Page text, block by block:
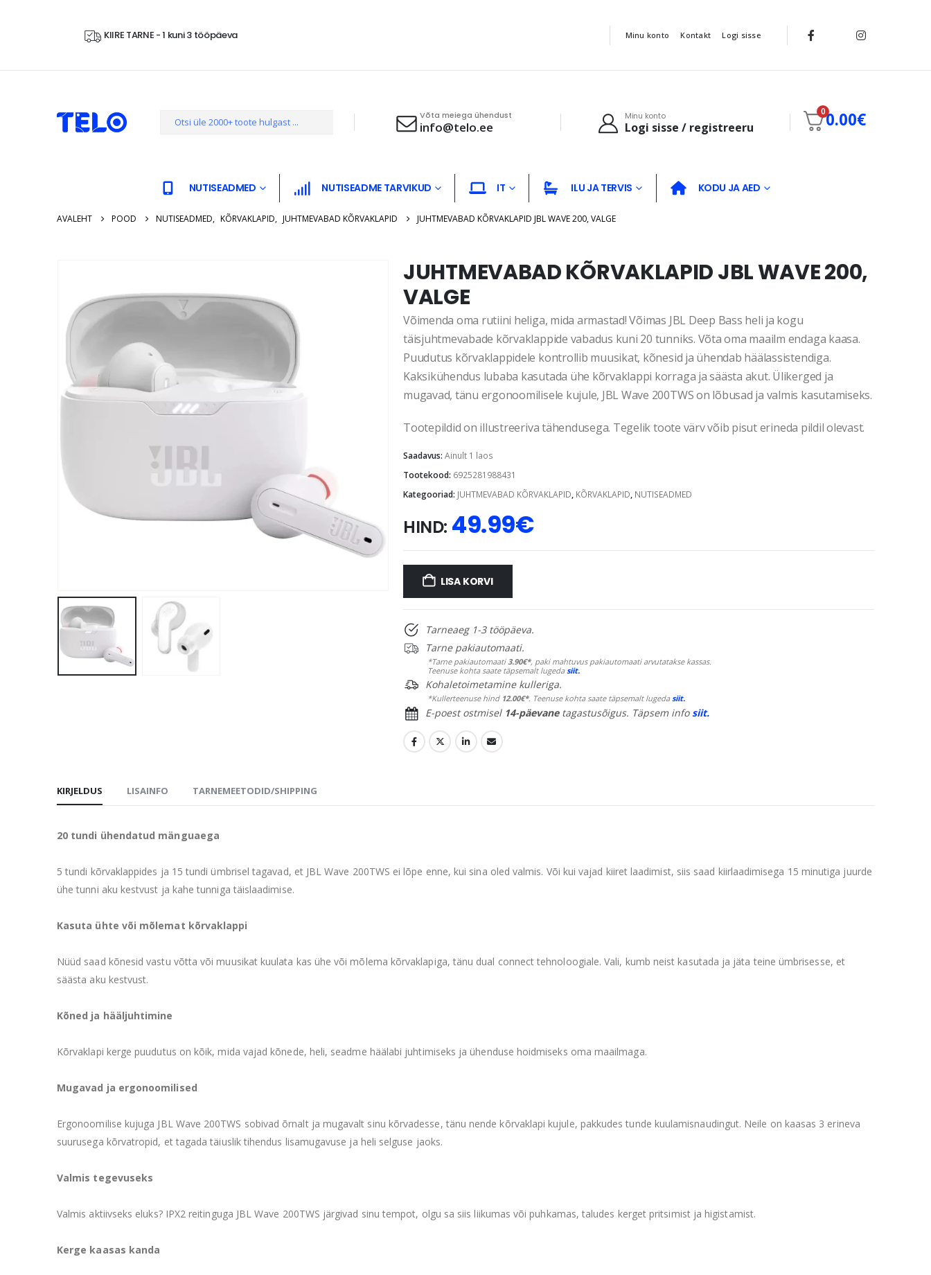
KIIRE TARNE - 1 kuni 3 tööpäeva Minu konto Kontakt Logi sisse
Võta meiega ühendust
info@telo.ee
Minu konto
Logi sisse / registreeru
00.00€
NUTISEADMED NUTISEADME TARVIKUD IT ILU JA TERVIS KODU JA AED
AVALEHT POOD NUTISEADMED, KÕRVAKLAPID, JUHTMEVABAD KÕRVAKLAPID JUHTMEVABAD KÕRVAKLAPID JBL WAVE 200, VALGE
JUHTMEVABAD KÕRVAKLAPID JBL WAVE 200,
VALGE
Võimenda oma rutiini heliga, mida armastad! Võimas JBL Deep Bass heli ja kogu
täisjuhtmevabade kõrvaklappide vabadus kuni 20 tunniks. Võta oma maailm endaga kaasa.
Puudutus kõrvaklappidele kontrollib muusikat, kõnesid ja ühendab häälassistendiga.
Kaksikühendus lubaba kasutada ühe kõrvaklappi korraga ja säästa akut. Ülikerged ja
mugavad, tänu ergonoomilisele kujule, JBL Wave 200TWS on lõbusad ja valmis kasutamiseks.
Tootepildid on illustreeriva tähendusega. Tegelik toote värv võib pisut erineda pildil olevast.
Saadavus: Ainult 1 laos
Tootekood: 6925281988431
Kategooriad: JUHTMEVABAD KÕRVAKLAPID, KÕRVAKLAPID, NUTISEADMED
HIND: 49.99€
LISA KORVI
Tarneaeg 1-3 tööpäeva.
Tarne pakiautomaati.
*Tarne pakiautomaati3.90€*, paki mahtuvus pakiautomaati arvutatakse kassas.
Teenuse kohta saate täpsemalt lugedasiit.
Kohaletoimetamine kulleriga.
*Kullerteenuse hind 12.00€*. Teenuse kohta saate täpsemalt lugedasiit.
E-poest ostmisel 14-päevanetagastusõigus. Täpsem info siit.
KIRJELDUS LISAINFO TARNEMEETODID/SHIPPING
20 tundi ühendatud mänguaega
5 tundi kõrvaklappides ja 15 tundi ümbrisel tagavad, et JBL Wave 200TWS ei lõpe enne, kui sina oled valmis. Või kui vajad kiiret laadimist, siis saad kiirlaadimisega 15 minutiga juurde
ühe tunni aku kestvust ja kahe tunniga täislaadimise.
Kasuta ühte või mõlemat kõrvaklappi
Nüüd saad kõnesid vastu võtta või muusikat kuulata kas ühe või mõlema kõrvaklapiga, tänu dual connect tehnoloogiale. Vali, kumb neist kasutada ja jäta teine ümbrisesse, et
säästa aku kestvust.
Kõned ja hääljuhtimine
Kõrvaklapi kerge puudutus on kõik, mida vajad kõnede, heli, seadme häälabi juhtimiseks ja ühenduse hoidmiseks oma maailmaga.
Mugavad ja ergonoomilised
Ergonoomilise kujuga JBL Wave 200TWS sobivad õrnalt ja mugavalt sinu kõrvadesse, tänu nende kõrvaklapi kujule, pakkudes tunde kuulamisnaudingut. Neile on kaasas 3 erineva
suurusega kõrvatropid, et tagada täiuslik tihendus lisamugavuse ja heli selguse jaoks.
Valmis tegevuseks
Valmis aktiivseks eluks? IPX2 reitinguga JBL Wave 200TWS järgivad sinu tempot, olgu sa siis liikumas või puhkamas, taludes kerget pritsimist ja higistamist.
Kerge kaasas kanda